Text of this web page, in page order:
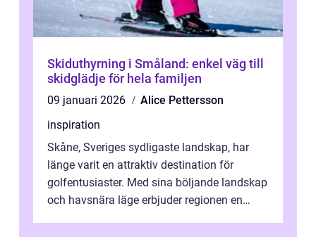
Skiduthyrning i Småland: enkel väg till
skidglädje för hela familjen
09 januari 2026
Alice Pettersson
inspiration
Skåne, Sveriges sydligaste landskap, har
länge varit en attraktiv destination för
golfentusiaster. Med sina böljande landskap
och havsnära läge erbjuder regionen en